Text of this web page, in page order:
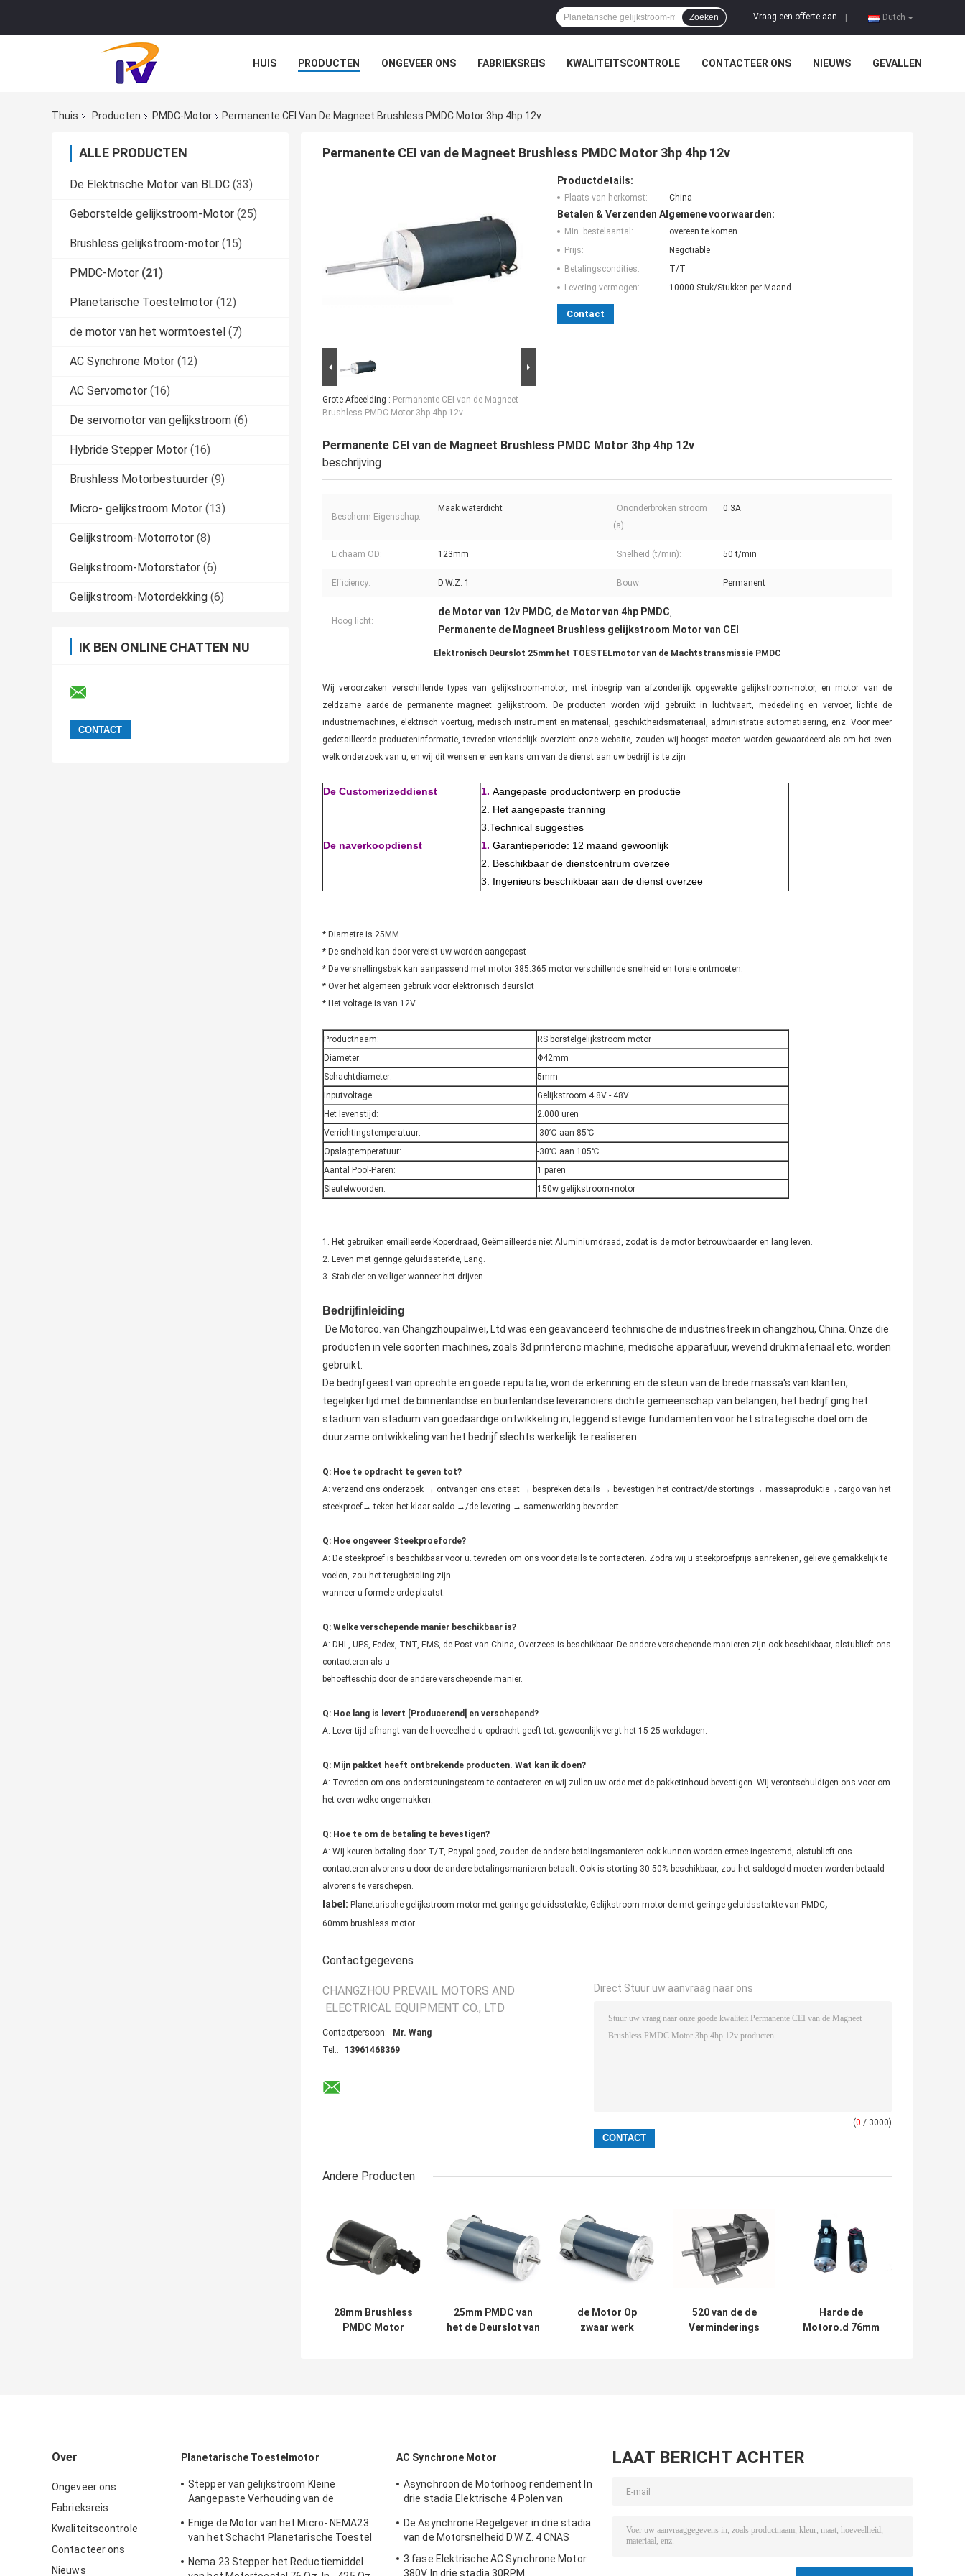
Dutch
Vraag een offerte aan
Zoeken
HUIS PRODUCTEN ONGEVEER ONS FABRIEKSREIS KWALITEITSCONTROLE CONTACTEER ONS NIEUWS GEVALLEN
Thuis Producten PMDC-Motor Permanente CEI Van De Magneet Brushless PMDC Motor 3hp 4hp 12v
ALLE PRODUCTEN
De Elektrische Motor van BLDC (33)
Geborstelde gelijkstroom-Motor (25)
Brushless gelijkstroom-motor (15)
PMDC-Motor (21)
Planetarische Toestelmotor (12)
de motor van het wormtoestel (7)
AC Synchrone Motor (12)
AC Servomotor (16)
De servomotor van gelijkstroom (6)
Hybride Stepper Motor (16)
Brushless Motorbestuurder (9)
Micro- gelijkstroom Motor (13)
Gelijkstroom-Motorrotor (8)
Gelijkstroom-Motorstator (6)
Gelijkstroom-Motordekking (6)
IK BEN ONLINE CHATTEN NU
Permanente CEI van de Magneet Brushless PMDC Motor 3hp 4hp 12v
Grote Afbeelding : Permanente CEI van de Magneet
Brushless PMDC Motor 3hp 4hp 12v
Productdetails:
Plaats van herkomst: China
Betalen & Verzenden Algemene voorwaarden:
Min. bestelaantal:
overeen te komen
Prijs:
Negotiable
Betalingscondities:
T/T
Levering vermogen:
10000 Stuk/Stukken per Maand
Contact
Permanente CEI van de Magneet Brushless PMDC Motor 3hp 4hp 12v
beschrijving
Bescherm Eigenschap:
Maak waterdicht
Ononderbroken stroom
(a):
0.3A
Lichaam OD: 123mm Snelheid (t/min): 50 t/min
Efficiency: D.W.Z. 1 Bouw: Permanent
Hoog licht:
de Motor van 12v PMDC, de Motor van 4hp PMDC,
Permanente de Magneet Brushless gelijkstroom Motor van CEI
Elektronisch Deurslot 25mm het TOESTELmotor van de Machtstransmissie PMDC
Wij veroorzaken verschillende types van gelijkstroom-motor, met inbegrip van afzonderlijk opgewekte gelijkstroom-motor, en motor van de
zeldzame aarde de permanente magneet gelijkstroom. De producten worden wijd gebruikt in luchtvaart, mededeling en vervoer, lichte de
industriemachines, elektrisch voertuig, medisch instrument en materiaal, geschiktheidsmateriaal, administratie automatisering, enz. Voor meer
gedetailleerde producteninformatie, tevreden vriendelijk overzicht onze website, zouden wij hoogst moeten worden gewaardeerd als om het even
welk onderzoek van u, en wij dit wensen er een kans om van de dienst aan uw bedrijf is te zijn
De Customerizeddienst 1. Aangepaste productontwerp en productie
2. Het aangepaste tranning
3.Technical suggesties
De naverkoopdienst
1. Garantieperiode: 12 maand gewoonlijk
2. Beschikbaar de dienstcentrum overzee
3. Ingenieurs beschikbaar aan de dienst overzee
* Diametre is 25MM
* De snelheid kan door vereist uw worden aangepast
* De versnellingsbak kan aanpassend met motor 385.365 motor verschillende snelheid en torsie ontmoeten.
* Over het algemeen gebruik voor elektronisch deurslot
* Het voltage is van 12V
Productnaam:
RS borstelgelijkstroom motor
Diameter:
Φ42mm
Schachtdiameter:
5mm
Inputvoltage:
Gelijkstroom 4.8V - 48V
Het levenstijd:
2.000 uren
Verrichtingstemperatuur:
-30℃ aan 85℃
Opslagtemperatuur:
-30℃ aan 105℃
Aantal Pool-Paren:
1 paren
Sleutelwoorden:
150w gelijkstroom-motor
1. Het gebruiken emailleerde Koperdraad, Geëmailleerde niet Aluminiumdraad, zodat is de motor betrouwbaarder en lang leven.
2. Leven met geringe geluidssterkte, Lang.
3. Stabieler en veiliger wanneer het drijven.
Bedrijfinleiding
De Motorco. van Changzhoupaliwei, Ltd was een geavanceerd technische de industriestreek in changzhou, China. Onze die
producten in vele soorten machines, zoals 3d printercnc machine, medische apparatuur, wevend drukmateriaal etc. worden
gebruikt.
De bedrijfgeest van oprechte en goede reputatie, won de erkenning en de steun van de brede massa's van klanten,
tegelijkertijd met de binnenlandse en buitenlandse leveranciers dichte gemeenschap van belangen, het bedrijf ging het
stadium van stadium van goedaardige ontwikkeling in, leggend stevige fundamenten voor het strategische doel om de
duurzame ontwikkeling van het bedrijf slechts werkelijk te realiseren.
Q: Hoe te opdracht te geven tot?
A: verzend ons onderzoek → ontvangen ons citaat → bespreken details → bevestigen het contract/de stortings→ massaproduktie→cargo van het
steekproef→ teken het klaar saldo →/de levering → samenwerking bevordert
Q: Hoe ongeveer Steekproeforde?
A: De steekproef is beschikbaar voor u. tevreden om ons voor details te contacteren. Zodra wij u steekproefprijs aanrekenen, gelieve gemakkelijk te
voelen, zou het terugbetaling zijn
wanneer u formele orde plaatst.
Q: Welke verschepende manier beschikbaar is?
A: DHL, UPS, Fedex, TNT, EMS, de Post van China, Overzees is beschikbaar. De andere verschepende manieren zijn ook beschikbaar, alstublieft ons
contacteren als u
behoefteschip door de andere verschepende manier.
Q: Hoe lang is levert [Producerend] en verschepend?
A: Lever tijd afhangt van de hoeveelheid u opdracht geeft tot. gewoonlijk vergt het 15-25 werkdagen.
Q: Mijn pakket heeft ontbrekende producten. Wat kan ik doen?
A: Tevreden om ons ondersteuningsteam te contacteren en wij zullen uw orde met de pakketinhoud bevestigen. Wij verontschuldigen ons voor om
het even welke ongemakken.
Q: Hoe te om de betaling te bevestigen?
A: Wij keuren betaling door T/T, Paypal goed, zouden de andere betalingsmanieren ook kunnen worden ermee ingestemd, alstublieft ons
contacteren alvorens u door de andere betalingsmanieren betaalt. Ook is storting 30-50% beschikbaar, zou het saldogeld moeten worden betaald
alvorens te verschepen.
label: Planetarische gelijkstroom-motor met geringe geluidssterkte, Gelijkstroom motor de met geringe geluidssterkte van PMDC,
60mm brushless motor
Contactgegevens
CHANGZHOU PREVAIL MOTORS AND
ELECTRICAL EQUIPMENT CO., LTD
Contactpersoon:
Mr. Wang
Tel.:
13961468369
Direct Stuur uw aanvraag naar ons
(0 / 3000)
Andere Producten
28mm Brushless
PMDC Motor
25mm PMDC van
het de Deurslot van
de Motor Op
zwaar werk
520 van de de
Verminderings
Harde de
Motoro.d 76mm
Over
Ongeveer ons
Fabrieksreis
Kwaliteitscontrole
Contacteer ons
Nieuws
Planetarische Toestelmotor
Stepper van gelijkstroom Kleine
Aangepaste Verhouding van de
0.55N.M - 3.1N.M
Enige de Motor van het Micro- NEMA23
van het Schacht Planetarische Toestel
Nema 23 Stepper het Reductiemiddel
AC Synchrone Motor
Asynchroon de Motorhoog rendement In
drie stadia Elektrische 4 Polen van
De Asynchrone Regelgever in drie stadia
van de Motorsnelheid D.W.Z. 4 CNAS
3 fase Elektrische AC Synchrone Motor
380V In drie stadia 30RPM
LAAT BERICHT ACHTER